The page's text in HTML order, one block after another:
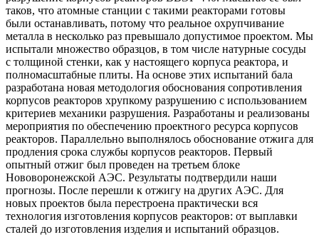
таков, что атомные станции с такими реакторами готовы
были останавливать, потому что реальное охрупчивание
металла в несколько раз превышало допустимое проектом. Мы
испытали множество образцов, в том числе натурные сосуды
с толщиной стенки, как у настоящего корпуса реактора, и
полномасштабные плиты. На основе этих испытаний бала
разработана новая методология обоснования сопротивления
корпусов реакторов хрупкому разрушению с использованием
критериев механики разрушения. Разработаны и реализованы
мероприятия по обеспечению проектного ресурса корпусов
реакторов. Параллельно выполнялось обоснование отжига для
продления срока службы корпусов реакторов. Первый
опытный отжиг был проведен на третьем блоке
Нововоронежской АЭС. Результаты подтвердили наши
прогнозы. После перешли к отжигу на других АЭС. Для
новых проектов была перестроена практически вся
технология изготовления корпусов реакторов: от выплавки
сталей до изготовления изделия и испытаний образцов.